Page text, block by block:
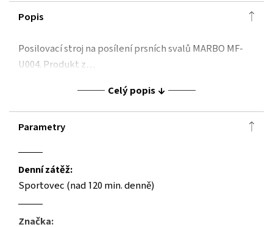
Popis
Posilovací stroj na posílení prsních svalů MARBO MF-
U004. Produkt z…
Celý popis
Parametry
Denní zátěž:
Sportovec (nad 120 min. denně)
Značka: